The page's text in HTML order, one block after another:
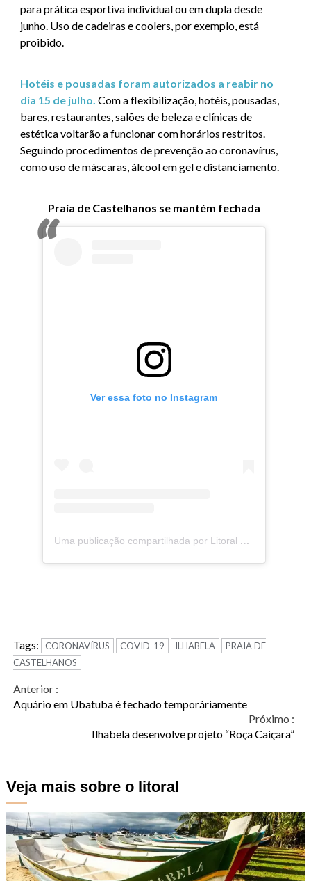
para prática esportiva individual ou em dupla desde
junho. Uso de cadeiras e coolers, por exemplo, está
proibido.
Hotéis e pousadas foram autorizados a reabir no
dia 15 de julho. Com a flexibilização, hotéis, pousadas,
bares, restaurantes, salões de beleza e clínicas de
estética voltarão a funcionar com horários restritos.
Seguindo procedimentos de prevenção ao coronavírus,
como uso de máscaras, álcool em gel e distanciamento.
Praia de Castelhanos se mantém fechada
Ver essa foto no Instagram
Uma publicação compartilhada por Litoral na Mídia (@litoralnamidia)
Tags: CORONAVÍRUS COVID-19 ILHABELA
PRAIA DE
CASTELHANOS
Continue
Anterior :
Aquário em Ubatuba é fechado temporáriamente
Próximo :
Ilhabela desenvolve projeto “Roça Caiçara”
Veja mais sobre o litoral